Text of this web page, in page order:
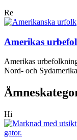
Re
Amerikas
Amerikas
Nord- och
Hi